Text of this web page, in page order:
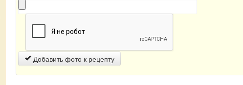
Добавить фото к рецепту